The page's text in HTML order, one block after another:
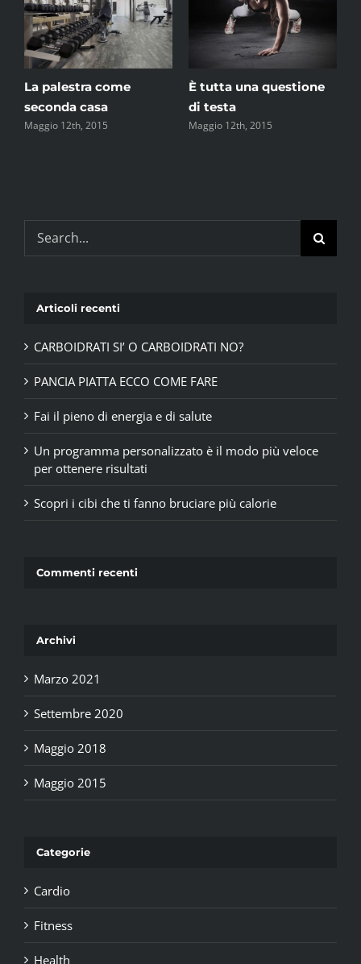
La palestra come
seconda casa
Maggio 12th, 2015
È tutta una questione
di testa
Maggio 12th, 2015
for:
Articoli recenti
CARBOIDRATI SI’ O CARBOIDRATI NO?
PANCIA PIATTA ECCO COME FARE
Fai il pieno di energia e di salute
Un programma personalizzato è il modo più veloce
per ottenere risultati
Scopri i cibi che ti fanno bruciare più calorie
Commenti recenti
Archivi
Marzo 2021
Settembre 2020
Maggio 2018
Maggio 2015
Categorie
Cardio
Fitness
Health